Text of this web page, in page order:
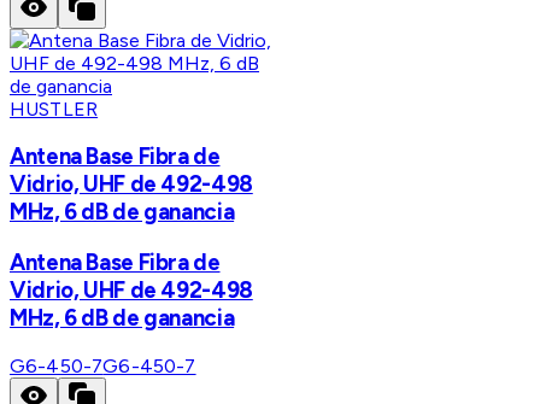
HUSTLER
Antena Base Fibra de
Vidrio, UHF de 492-498
MHz, 6 dB de ganancia
Antena Base Fibra de
Vidrio, UHF de 492-498
MHz, 6 dB de ganancia
G6-450-7G6-450-7